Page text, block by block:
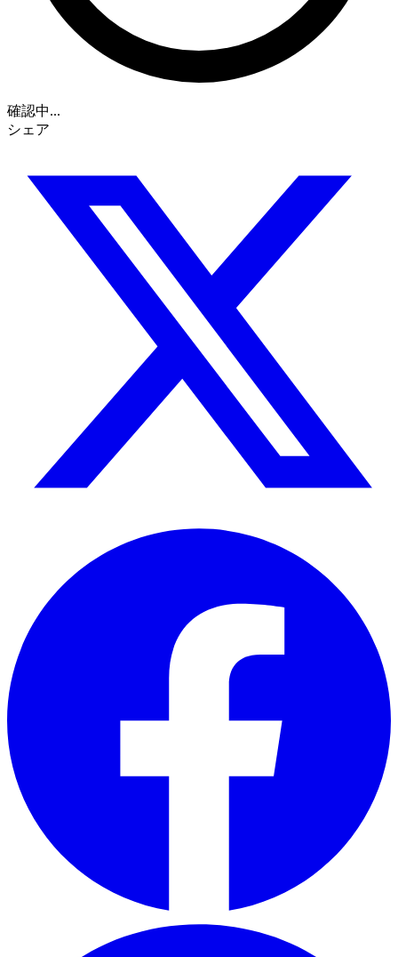
確認中...
シェア